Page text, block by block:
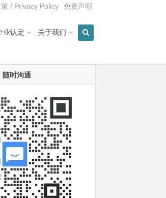
策 / Privacy Policy 免责声明
业认定 关于我们
随时沟通